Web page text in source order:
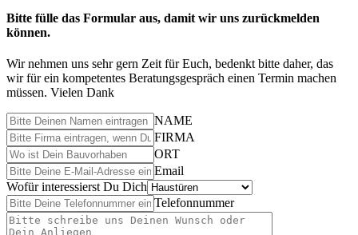
Bitte fülle das Formular aus, damit wir uns zurückmelden
können.
Wir nehmen uns sehr gern Zeit für Euch, bedenkt bitte daher, das
wir für ein kompetentes Beratungsgespräch einen Termin machen
müssen. Vielen Dank
NAME
FIRMA
ORT
Email
Wofür interessierst Du Dich
Telefonnummer